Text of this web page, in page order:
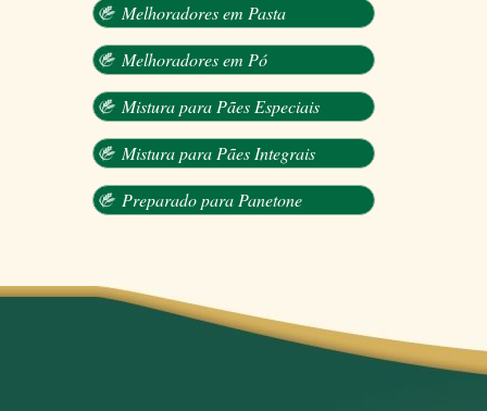
Melhoradores em Pasta
Melhoradores em Pó
Mistura para Pães Especiais
Mistura para Pães Integrais
Preparado para Panetone